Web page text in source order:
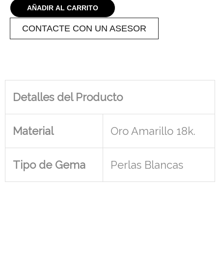
AÑADIR AL CARRITO
CONTACTE CON UN ASESOR
Detalles del Producto
Material Oro Amarillo 18k.
Tipo de Gema Perlas Blancas